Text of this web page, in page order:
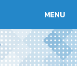
Toggle
MENU